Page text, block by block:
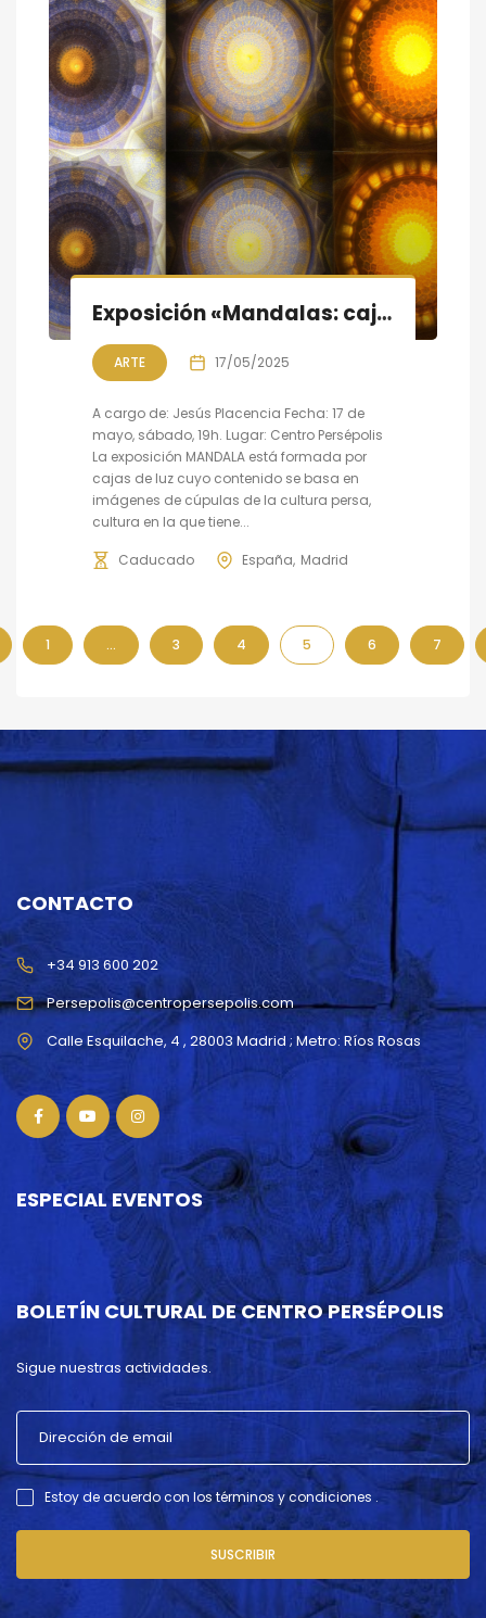
Exposición «Mandalas: cajas de luz y cúpulas persas» y charla «Mística, luz y espacio».
ARTE 17/05/2025
A cargo de: Jesús Placencia Fecha: 17 de
mayo, sábado, 19h. Lugar: Centro Persépolis
La exposición MANDALA está formada por
cajas de luz cuyo contenido se basa en
imágenes de cúpulas de la cultura persa,
cultura en la que tiene...
Caducado España Madrid
1 … 3 4 5 6 7
CONTACTO
Persepolis@centropersepolis.com
+34 913 600 202
ESPECIAL EVENTOS
BOLETÍN CULTURAL DE CENTRO PERSÉPOLIS
Sigue nuestras actividades.
Estoy de acuerdo con los términos y condiciones .
SUSCRIBIR